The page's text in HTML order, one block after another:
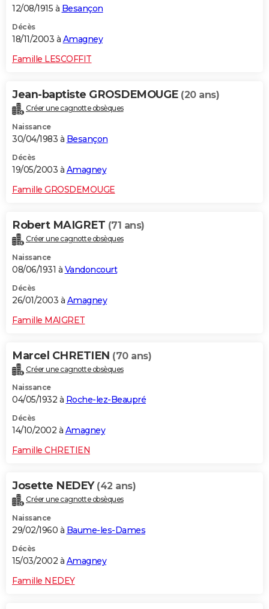
12/08/1915 à Besançon
Décès
18/11/2003 à Amagney
Famille LESCOFFIT
Jean-baptiste GROSDEMOUGE (20 ans)
Créer une cagnotte obsèques
Naissance
30/04/1983 à Besançon
Décès
19/05/2003 à Amagney
Famille GROSDEMOUGE
Robert MAIGRET (71 ans)
Créer une cagnotte obsèques
Naissance
08/06/1931 à Vandoncourt
Décès
26/01/2003 à Amagney
Famille MAIGRET
Marcel CHRETIEN (70 ans)
Créer une cagnotte obsèques
Naissance
04/05/1932 à Roche-lez-Beaupré
Décès
14/10/2002 à Amagney
Famille CHRETIEN
Josette NEDEY (42 ans)
Créer une cagnotte obsèques
Naissance
29/02/1960 à Baume-les-Dames
Décès
15/03/2002 à Amagney
Famille NEDEY